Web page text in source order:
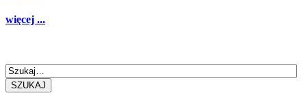
więcej ...
SZUKAJ